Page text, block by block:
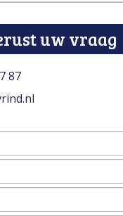
uw vraag
87